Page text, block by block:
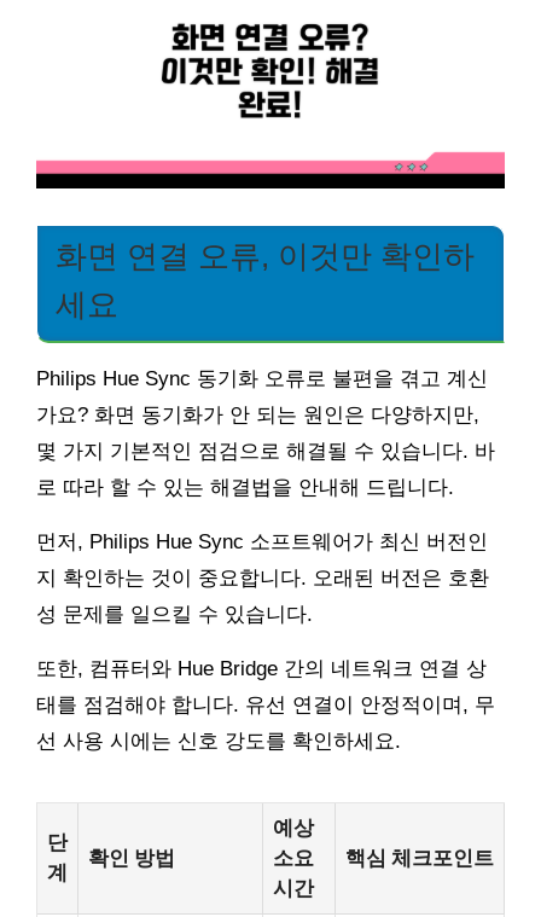
화면 연결 오류, 이것만 확인하
세요
Philips Hue Sync 동기화 오류로 불편을 겪고 계신
가요? 화면 동기화가 안 되는 원인은 다양하지만,
몇 가지 기본적인 점검으로 해결될 수 있습니다. 바
로 따라 할 수 있는 해결법을 안내해 드립니다.
먼저, Philips Hue Sync 소프트웨어가 최신 버전인
지 확인하는 것이 중요합니다. 오래된 버전은 호환
성 문제를 일으킬 수 있습니다.
또한, 컴퓨터와 Hue Bridge 간의 네트워크 연결 상
태를 점검해야 합니다. 유선 연결이 안정적이며, 무
선 사용 시에는 신호 강도를 확인하세요.
단
계
확인 방법
예상
소요
시간
핵심 체크포인트